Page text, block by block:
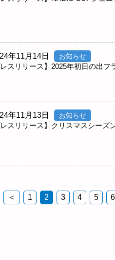
年11月14日 お知らせ
レスリリース】2025年初日の出フ
年11月13日 お知らせ
レスリリース】クリスマスシー
＜ 1 2 3 4 5 6